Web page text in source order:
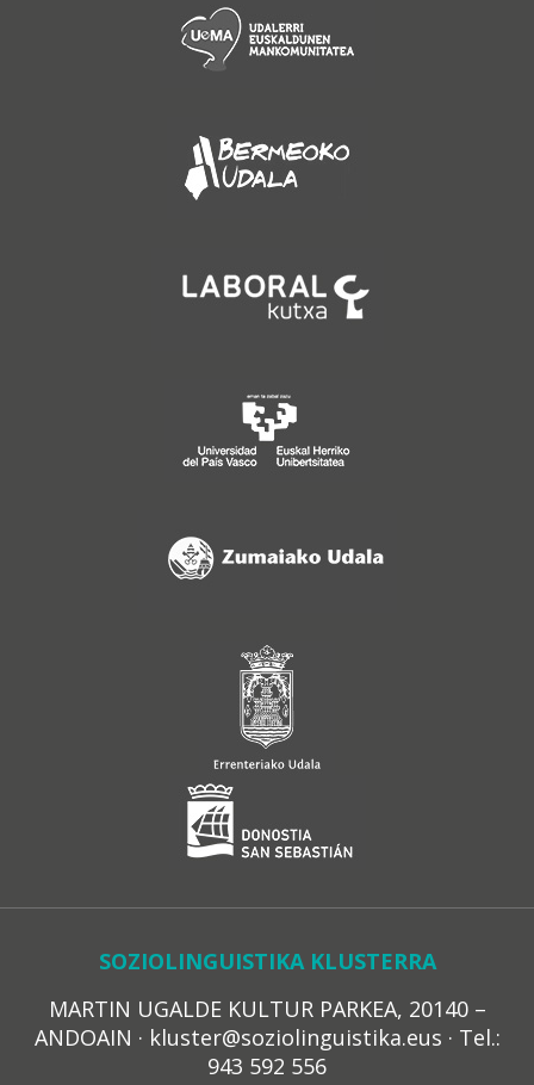
SOZIOLINGUISTIKA KLUSTERRA
MARTIN UGALDE KULTUR PARKEA, 20140 –
ANDOAIN · kluster@soziolinguistika.eus · Tel.:
943 592 556